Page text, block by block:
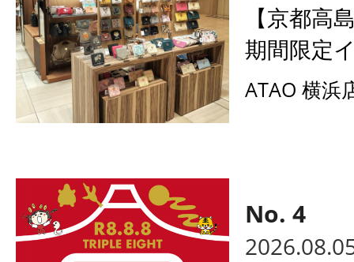
【京都高
期間限定
ATAO 横浜